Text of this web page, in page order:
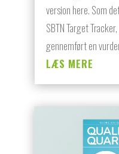
version here. Som
SBTN Target
gennemført en
LÆS MERE